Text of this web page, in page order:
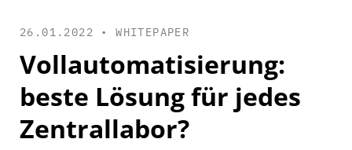
26.01.2022 •WHITEPAPER
Vollautomatisierung:
beste Lösung für jedes
Zentrallabor?